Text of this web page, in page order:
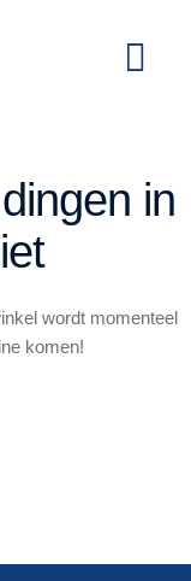
in
wordt momenteel
komen!